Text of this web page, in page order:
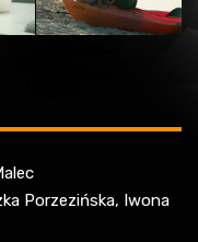
Porzezińska, Iwona